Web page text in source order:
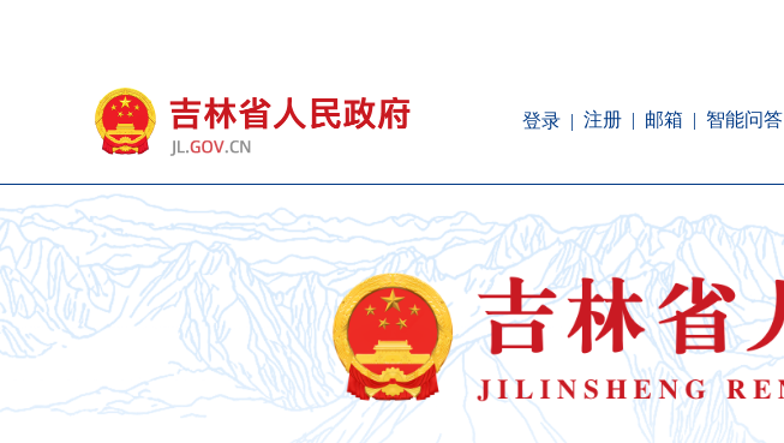
登录 注册 邮箱 智能问答
障
碍
说
明
页
面,
按
加